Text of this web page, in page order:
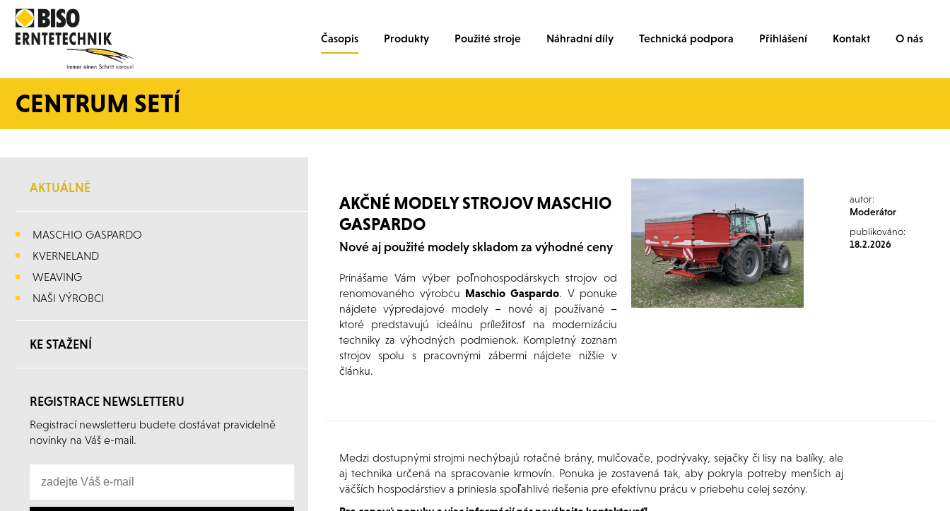
Časopis Produkty Použité stroje Náhradní díly Technická podpora Přihlášení Kontakt O nás
CENTRUM SETÍ
AKTUÁLNĚ
MASCHIO GASPARDO
KVERNELAND
WEAVING
NAŠI VÝROBCI
KE STAŽENÍ
REGISTRACE NEWSLETTERU
Registrací newsletteru budete dostávat pravidelně
novinky na Váš e-mail.
AKČNÉ MODELY STROJOV MASCHIO
GASPARDO
Nové aj použité modely skladom za výhodné ceny
autor:
Moderátor
publikováno:
18.2.2026
Prinášame Vám výber poľnohospodárskych strojov od
renomovaného výrobcu Maschio Gaspardo. V ponuke
nájdete výpredajové modely – nové aj používané –
ktoré predstavujú ideálnu príležitosť na modernizáciu
techniky za výhodných podmienok. Kompletný zoznam
strojov spolu s pracovnými zábermi nájdete nižšie v
článku.
Medzi dostupnými strojmi nechýbajú rotačné brány, mulčovače, podrývaky, sejačky či lisy na balíky, ale
aj technika určená na spracovanie krmovín. Ponuka je zostavená tak, aby pokryla potreby menších aj
väčších hospodárstiev a priniesla spoľahlivé riešenia pre efektívnu prácu v priebehu celej sezóny.